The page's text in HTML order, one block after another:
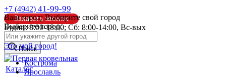
Ваш город: Выбирите свой город
Выберите город:
Это мой город!
Кострома
Ярославль
+7 (4942) 41-99-99
Заказать звонок
Будни: 8:00-18:00; Сб: 8:00-14:00, Вс-вых
info@pk44.ru
Поиск
Каталог